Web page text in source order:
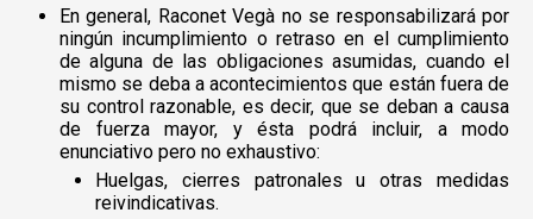
En general, Raconet Vegà no se responsabilizará por
ningún incumplimiento o retraso en el cumplimiento
de alguna de las obligaciones asumidas, cuando el
mismo se deba a acontecimientos que están fuera de
su control razonable, es decir, que se deban a causa
de fuerza mayor, y ésta podrá incluir, a modo
enunciativo pero no exhaustivo:
Huelgas, cierres patronales u otras medidas
reivindicativas.